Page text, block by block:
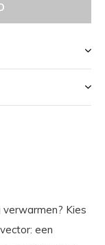
Kies
een